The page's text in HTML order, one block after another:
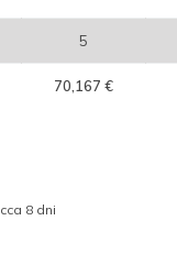
5
70,167 €
8 dni